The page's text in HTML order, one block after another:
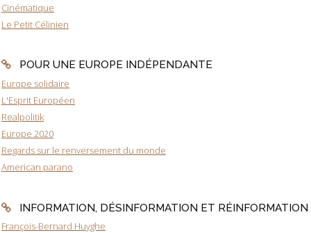
Cinématique
Le Petit Célinien
POUR UNE EUROPE INDÉPENDANTE
Europe solidaire
L'Esprit Européen
Realpolitik
Europe 2020
Regards sur le renversement du monde
American parano
INFORMATION, DÉSINFORMATION ET RÉINFORMATION
François-Bernard Huyghe